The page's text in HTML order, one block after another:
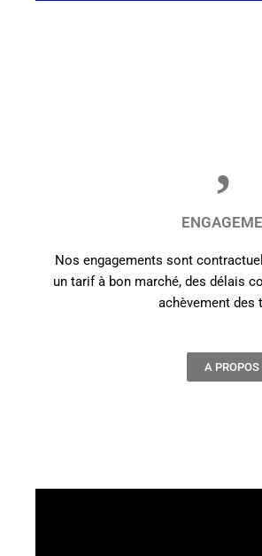
Nos engagements sont
un tarif à bon marché, des délais
achèvement des
A PROPOS